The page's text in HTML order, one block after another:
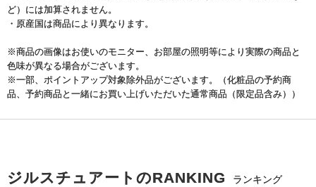
ど）には加算されません。
・原産国は商品により異なります。
※商品の画像はお使いのモニター、お部屋の照明等により実際の商品と
色味が異なる場合がございます。
※一部、ポイントアップ対象除外品がございます。（化粧品の予約商
品、予約商品と一緒にお買い上げいただいた通常商品（限定品含み））
ジルスチュアートのRANKING ランキング